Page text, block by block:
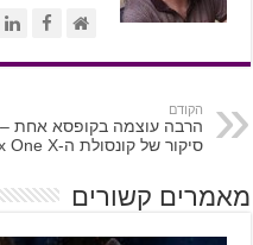
הקודם
הרבה עוצמה בקופסא אחת –
סיקור של קונסולת ה-Xbox One X
מאמרים קשורים